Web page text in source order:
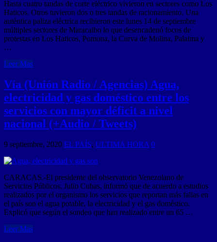
Hasta cuatro tandas de corte eléctrico vivieron en sectores como Los
Haticos. Otros tuvieron dos o tres tandas de racionamiento. Una
auténtica paliza eléctrica recibieron este lunes 14 de septiembre
múltiples sectores de Maracaibo lo que desencadenó focos de
protestas en Los Haticos, Pomona, la Curva de Molina, Palaima y
…
Leer Mas
Vía (Unión Radio / Agencias) Agua,
electricidad y gas doméstico entre los
servicios con mayor déficit a nivel
nacional (+Audio / Tweets)
9 septiembre, 2020 EL PAÍS, ULTIMA HORA 0
CARACAS.-El presidente del observatorio Venezolano de
Servicios Públicos, Julio Cubas, informó que de acuerdo a estudios
realizados por el organismo los servicios que reportan más fallas en
el país son el agua potable, la electricidad y el gas doméstico.
Explicó que según el sondeo que han realizado entre un 65 …
Leer Mas